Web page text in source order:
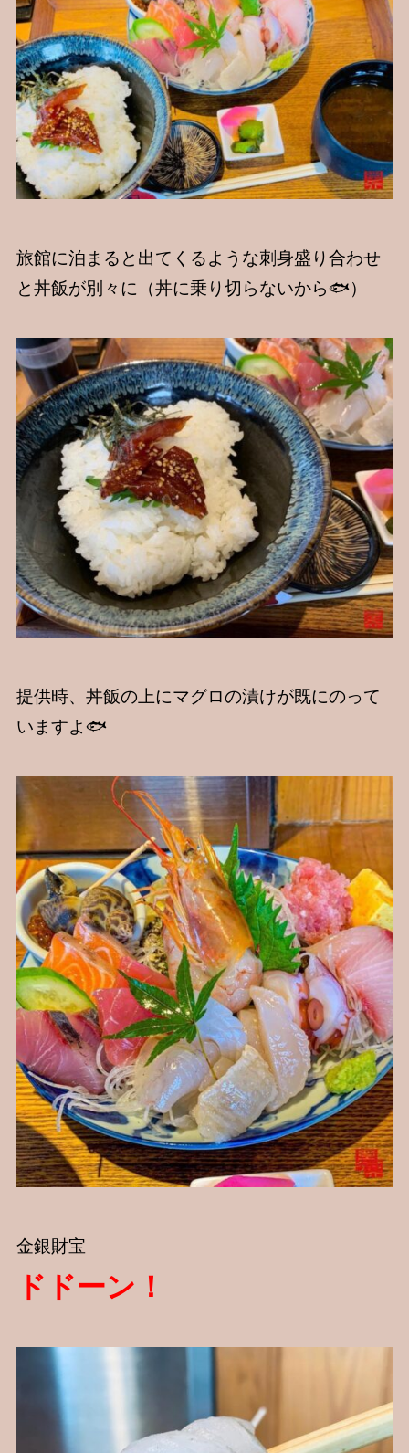
旅館に泊まると出てくるような刺身盛り合わせ
と丼飯が別々に（丼に乗り切らないから🐟）
提供時、丼飯の上にマグロの漬けが既にのって
いますよ🐟
金銀財宝
ドドーン！